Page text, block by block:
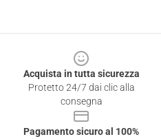
Acquista in tutta sicurezza
Protetto 24/7 dai clic alla
consegna
Pagamento sicuro al 100%